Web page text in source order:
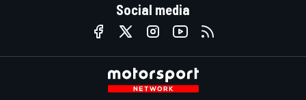
Social media